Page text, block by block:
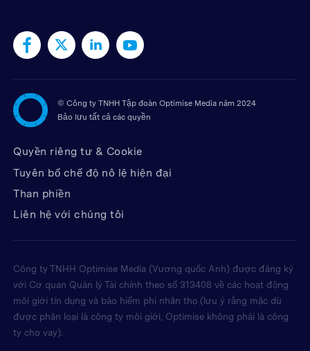
© Công ty TNHH Tập đoàn Optimise Media năm 2024
Bảo lưu tất cả các quyền
Quyền riêng tư & Cookie
Tuyên bố chế độ nô lệ hiện đại
Than phiền
Liên hệ với chúng tôi
Công ty TNHH Optimise Media (Vương quốc Anh) được đăng ký
với Cơ quan Quản lý Tài chính theo số 313408 về các hoạt động
môi giới tín dụng và bảo hiểm phi nhân thọ (lưu ý rằng mặc dù
được phân loại là công ty môi giới, Optimise không phải là công
ty cho vay).